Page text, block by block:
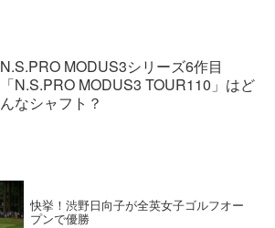
N.S.PRO MODUS3シリーズ6作目
「N.S.PRO MODUS3 TOUR110」はど
んなシャフト？
快挙！渋野日向子が全英女子ゴルフオー
プンで優勝